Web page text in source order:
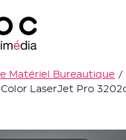
Matériel Bureautique /
Color LaserJet Pro